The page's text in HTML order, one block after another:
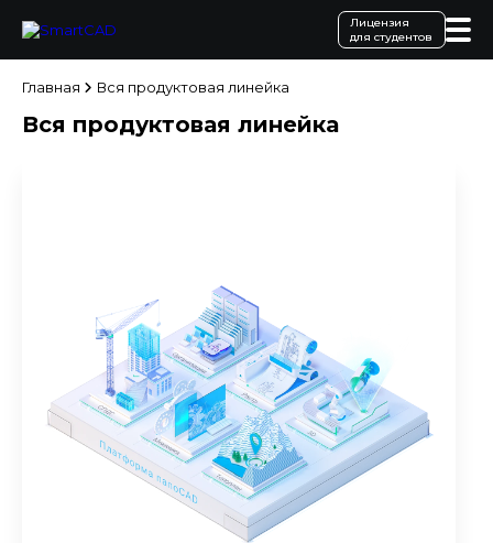
Лицензия
для студентов
Главная Вся продуктовая линейка
Вся продуктовая линейка